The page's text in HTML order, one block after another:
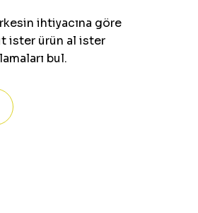
ihtiyacına göre
ister ürün al ister
bul.